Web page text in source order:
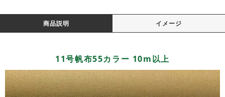
商品説明 イメージ
11号帆布55カラー 10m以上